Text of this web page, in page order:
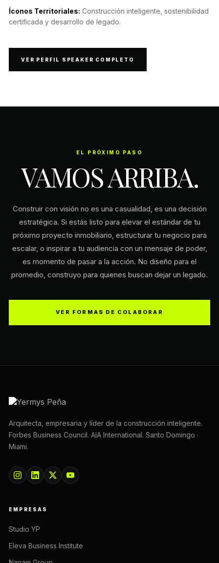
Íconos Territoriales: Construcción inteligente, sostenibilidad
certificada y desarrollo de legado.
VER PERFIL SPEAKER COMPLETO
EL PRÓXIMO PASO
VAMOS ARRIBA.
Construir con visión no es una casualidad, es una decisión
estratégica. Si estás listo para elevar el estándar de tu
próximo proyecto inmobiliario, estructurar tu negocio para
escalar, o inspirar a tu audiencia con un mensaje de poder,
es momento de pasar a la acción. No diseño para el
promedio, construyo para quienes buscan dejar un legado.
VER FORMAS DE COLABORAR
Arquitecta, empresaria y líder de la construcción inteligente.
Forbes Business Council. AIA International. Santo Domingo ·
Miami.
EMPRESAS
Studio YP
Eleva Business Institute